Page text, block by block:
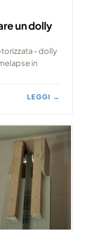
un dolly
- dolly
in
LEGGI →